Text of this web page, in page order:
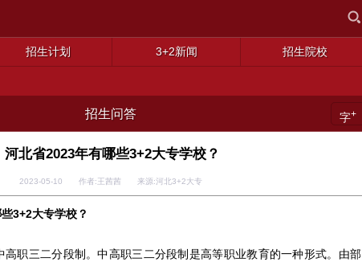
招生计划 3+2新闻 招生院校
招生问答 字+
河北省2023年有哪些3+2大专学校？
2023-05-10 作者:王茜茜 来源:河北3+2大专
3+2大专学校？
职三二分段制。中高职三二分段制是高等职业教育的一种形式。由部